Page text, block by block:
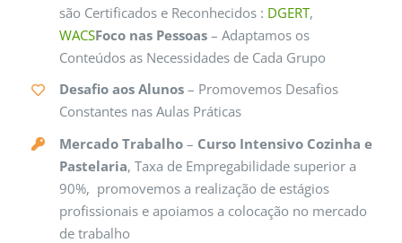
são Certificados e Reconhecidos : DGERT,
WACSFoco nas Pessoas – Adaptamos os
Conteúdos as Necessidades de Cada Grupo
Desafio aos Alunos – Promovemos Desafios
Constantes nas Aulas Práticas
Mercado Trabalho – Curso Intensivo Cozinha e
Pastelaria, Taxa de Empregabilidade superior a
90%, promovemos a realização de estágios
profissionais e apoiamos a colocação no mercado
de trabalho